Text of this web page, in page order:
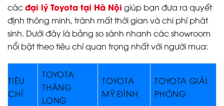
cácđại lý Toyota tại Hà Nội giúp bạn đưa ra quyết
định thông minh, tránh mất thời gian và chi phí phát
sinh. Dưới đây là bảng so sánh nhanh các showroom
nổi bật theo tiêu chí quan trọng nhất với người mua:
TIÊU
CHÍ
TOYOTA
THĂNG
LONG
TOYOTA
MỸ ĐÌNH
TOYOTA GIẢI
PHÓNG